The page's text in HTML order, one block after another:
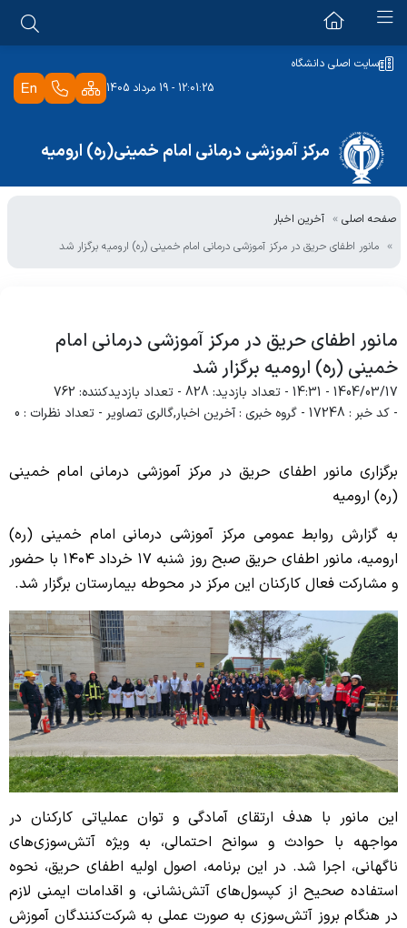
سایت اصلی دانشگاه
12:01:25 - 19 مرداد 1405
مرکز آموزشی درمانی امام خمینی(ره) ارومیه
معرفی بیمارستان
رسالت و چشم انداز
منشور حقوق بیمار
برنامه استراتژیک 1403
برنامه عملیاتی1403
مدیرعامل
معاونت آموزشی و پژوهشی
واحد توسعه تحقیقات بالینی
ویژه کارکنان
پرتال جامع منابع انسانی
رضایت سنجی سرویس ایاب ذهاب
دپارتمان بیماران بین الملل
کتابخانه
راهنمای مراجعه کنندگان
پیگیری امور بیماران
منشور حقوق بیمار
راهنمای کنترل عفونت
رضایت سنجی گیرندگان خدمت
صفحه اصلی
آخرین اخبار
مانور اطفای حریق در مرکز آموزشی درمانی امام خمینی (ره) ارومیه برگزار شد
مانور اطفای حریق در مرکز آموزشی درمانی امام
خمینی (ره) ارومیه برگزار شد
1404/03/17 - 14:31 - تعداد بازدید: 828
- تعداد بازدیدکننده: 762
- کد خبر : 17248
- گروه خبری : آخرین اخبار,گالری تصاویر - تعداد نظرات : 0
برگزاری مانور اطفای حریق در مرکز آموزشی درمانی امام خمینی
(ره) ارومیه
به گزارش روابط عمومی مرکز آموزشی درمانی امام خمینی (ره)
ارومیه، مانور اطفای حریق صبح روز شنبه ۱۷ خرداد ۱۴۰۴ با حضور
و مشارکت فعال کارکنان این مرکز در محوطه بیمارستان برگزار شد.
این مانور با هدف ارتقای آمادگی و توان عملیاتی کارکنان در
مواجهه با حوادث و سوانح احتمالی، به ویژه آتش‌سوزی‌های
ناگهانی، اجرا شد. در این برنامه، اصول اولیه اطفای حریق، نحوه
استفاده صحیح از کپسول‌های آتش‌نشانی، و اقدامات ایمنی لازم
در هنگام بروز آتش‌سوزی به صورت عملی به شرکت‌کنندگان آموزش